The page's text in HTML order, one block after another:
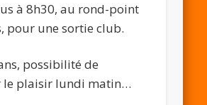
à 8h30, au rond-point
pour une sortie club.
possibilité de
le plaisir lundi matin…